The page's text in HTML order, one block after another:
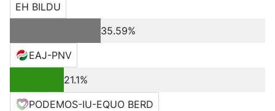
EH BILDU
35.59%
EAJ-PNV
21.1%
PODEMOS-IU-EQUO BERD